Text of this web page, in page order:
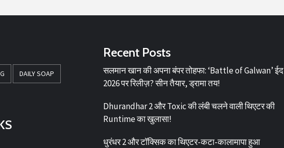
DAILY SOAP
Recent Posts
सलमान खान की अपना बंपर तोहफा: ‘Battle of Galwan’ ईद
2026 पर रिलीज़? सीन तैयार, ड्रामा तय!
Dhurandhar 2 और Toxic की लंबी चलने वाली थिएटर की
Runtime का खुलासा!
धुरंधर 2 और टॉक्सिक का थिएटर-कटा-कालामापा हुआ